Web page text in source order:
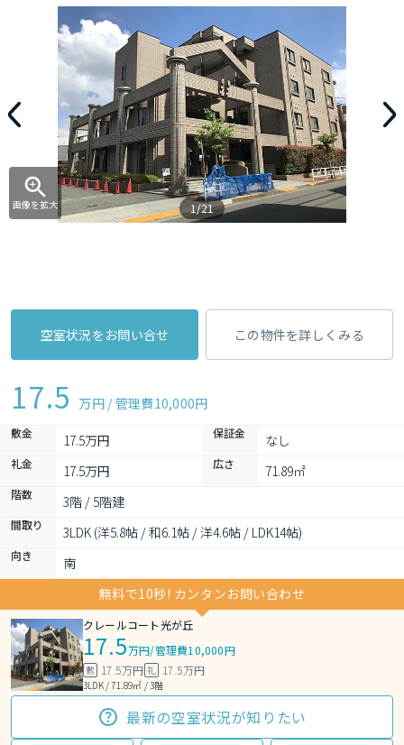
画像を拡大 1/21
空室状況をお問い合せ この物件を詳しくみる
17.5 万円 / 管理費10,000円
敷金 17.5万円 保証金 なし
礼金 17.5万円 広さ 71.89㎡
階数 3階 / 5階建
間取り 3LDK (洋5.8帖 / 和6.1帖 / 洋4.6帖 / LDK14帖)
向き
南
無料で10秒! カンタンお問い合わせ
クレールコート光が丘
17.5万円/管理費10,000円
敷 17.5万円 礼 17.5万円
3LDK / 71.89㎡ / 3階
最新の空室状況が知りたい